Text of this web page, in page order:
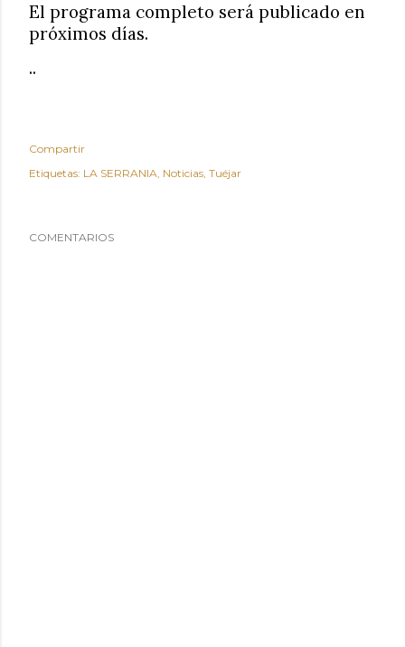
El programa completo será publicado en
próximos días.
..
Compartir
Etiquetas: LA SERRANIA Noticias Tuéjar
COMENTARIOS